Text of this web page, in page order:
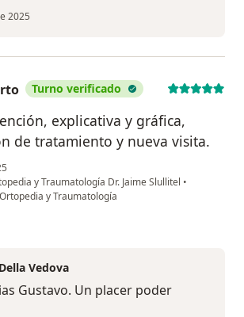
2025
Turno verificado
explicativa y gráfica,
de tratamiento y nueva visita.
y Traumatología Dr. Jaime Slullitel •
y Traumatología
Gustavo Curto
Vedova
Gustavo. Un placer poder